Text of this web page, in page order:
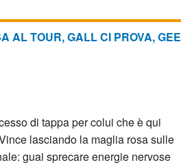
AL TOUR, GALL CI PROVA, GEE
di tappa per colui che è qui
lasciando la maglia rosa sulle
guai sprecare energie nervose